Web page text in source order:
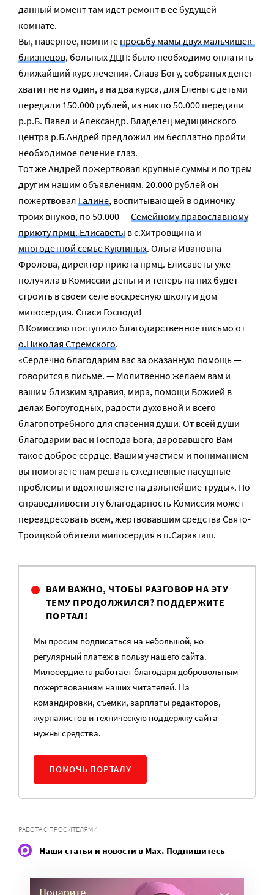
данный момент там идет ремонт в ее будущей
комнате.
Вы, наверное, помнитепросьбу мамы двух мальчишек-
близнецов, больных ДЦП: было необходимо оплатить
ближайший курс лечения. Слава Богу, собраных денег
хватит не на один, а на два курса, для Елены с детьми
передали 150.000 рублей, из них по 50.000 передали
р.р.Б. Павел и Александр. Владелец медицинского
центра р.Б.Андрей предложил им бесплатно пройти
необходимое лечение глаз.
Тот же Андрей пожертвовал крупные суммы и по трем
другим нашим объявлениям. 20.000 рублей он
пожертвовал Галине, воспитывающей в одиночку
троих внуков, по 50.000 —Семейному православному
приюту прмц. Елисаветы в с.Хитровщина и
многодетной семье Куклиных. Ольга Ивановна
Фролова, директор приюта прмц. Елисаветы уже
получила в Комиссии деньги и теперь на них будет
строить в своем селе воскресную школу и дом
милосердия. Спаси Господи!
В Комиссию поступило благодарственное письмо от
о.Николая Стремского.
«Сердечно благодарим вас за оказанную помощь —
говорится в письме. — Молитвенно желаем вам и
вашим близким здравия, мира, помощи Божией в
делах Богоугодных, радости духовной и всего
благопотребного для спасения души. От всей души
благодарим вас и Господа Бога, даровавшего Вам
такое доброе сердце. Вашим участием и пониманием
вы помогаете нам решать ежедневные насущные
проблемы и вдохновляете на дальнейшие труды». По
справедливости эту благодарность Комиссия может
переадресовать всем, жертвовавшим средства Свято-
Троицкой обители милосердия в п.Саракташ.
ВАМ ВАЖНО, ЧТОБЫ РАЗГОВОР НА ЭТУ
ТЕМУ ПРОДОЛЖИЛСЯ? ПОДДЕРЖИТЕ
ПОРТАЛ!
Мы просим подписаться на небольшой, но
регулярный платеж в пользу нашего сайта.
Милосердие.ru работает благодаря добровольным
пожертвованиям наших читателей. На
командировки, съемки, зарплаты редакторов,
журналистов и техническую поддержку сайта
нужны средства.
ПОМОЧЬ ПОРТАЛУ
РАБОТА С ПРОСИТЕЛЯМИ
Наши статьи и новости в Max. Подпишитесь